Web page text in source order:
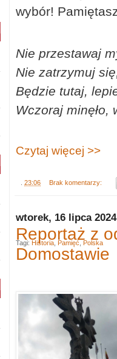
wybór!
Nie przestawaj
Nie zatrzymuj
Będzie tutaj,
Wczoraj minęło,
Czytaj więcej >>
23:06 Brak komentarzy:
wtorek, 16 lipca 2024
Reportaż z
Domostawie
Tagi: Historia Pamięć Polska